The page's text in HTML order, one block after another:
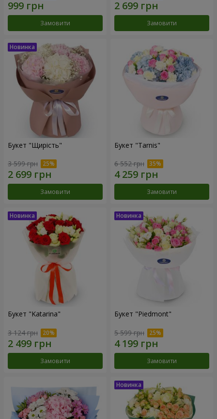
Замовити Замовити
Букет "Щирість"
3 599 грн
Замовити
Букет "Tarnis"
6 552 грн
Замовити
Букет "Katarina"
3 124 грн
Замовити
Букет "Piedmont"
5 599 грн
Замовити